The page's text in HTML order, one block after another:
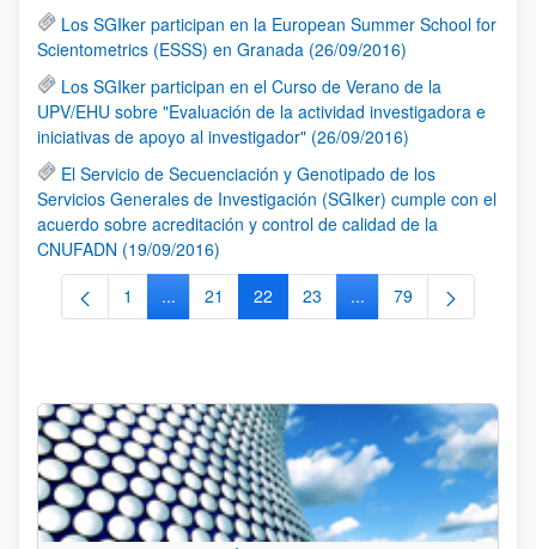
Los SGIker participan en la European Summer School for
Scientometrics (ESSS) en Granada (26/09/2016)
Los SGIker participan en el Curso de Verano de la
UPV/EHU sobre "Evaluación de la actividad investigadora e
iniciativas de apoyo al investigador" (26/09/2016)
El Servicio de Secuenciación y Genotipado de los
Servicios Generales de Investigación (SGIker) cumple con el
acuerdo sobre acreditación y control de calidad de la
CNUFADN (19/09/2016)
Página
1 ...Páginas intermedias Use TAB para desplazarse.
Página
21 Página
22 Página
23 ...Páginas intermedias
Página
79